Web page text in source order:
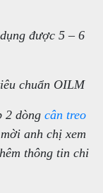
được 5 – 6
chuẩn OILM
2 dòng cân treo
anh chị xem
thông tin chi